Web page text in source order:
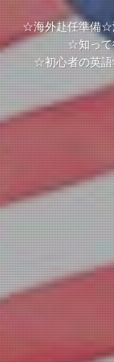
☆海外赴任準備☆
☆知って
☆初心者の英